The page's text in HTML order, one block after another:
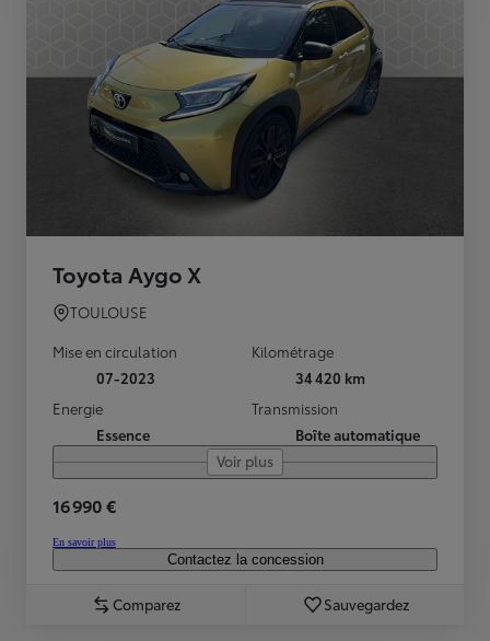
Toyota Aygo X
TOULOUSE
Mise en circulation
07-2023
Kilométrage
34 420 km
Energie
Essence
Transmission
Boîte automatique
Voir plus
16 990 €
En savoir plus
Contactez la concession
Comparez Sauvegardez